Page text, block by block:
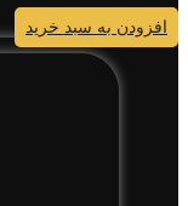
افزودن به سبد خرید